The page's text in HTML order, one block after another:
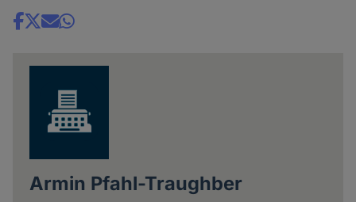
Share
Armin Pfahl-Traughber